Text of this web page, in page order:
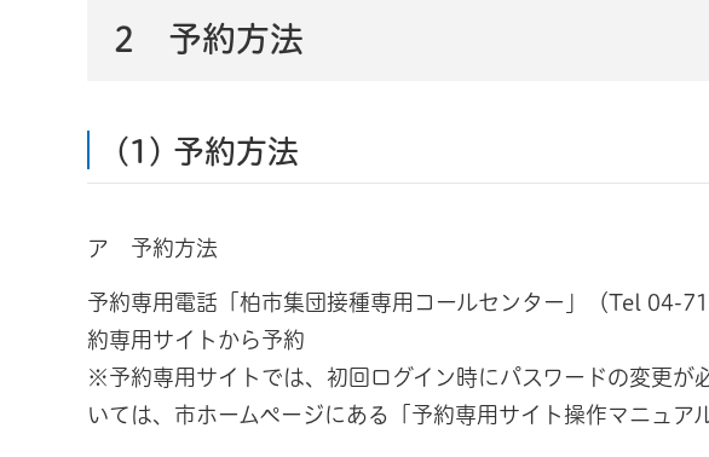
2 予約方法
(1) 予約方法
ア 予約方法
予約専用電話「柏市集団接種専用コールセンター」（Tel 04-
約専用サイトから予約
※予約専用サイトでは、初回ログイン時にパスワードの変更が
いては、市ホームページにある「予約専用サイト操作マニュア